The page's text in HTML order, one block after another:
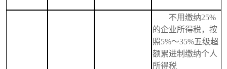
不用缴纳25%
的企业所得税，按
照5%～35%五级超
额累进制缴纳个人
所得税